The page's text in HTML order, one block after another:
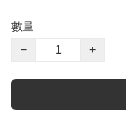
數量
−
+